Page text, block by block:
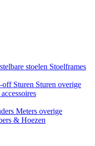
stoelen Stoelframes
off Sturen Sturen overige
Meters overige
& Hoezen